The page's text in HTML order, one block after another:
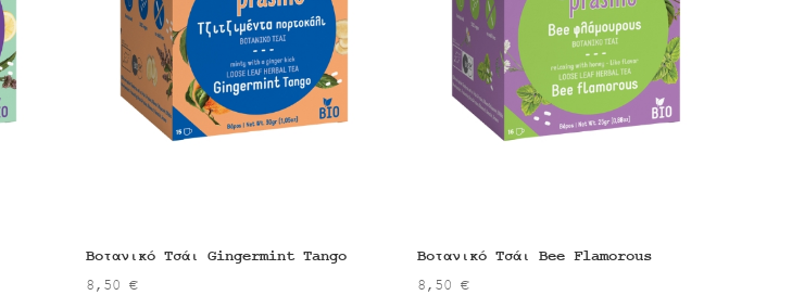
Βοτανικό Τσάι Gingermint Tango
8,50 €
Βοτανικό Τσάι Bee Flamorous
8,50 €